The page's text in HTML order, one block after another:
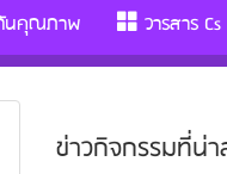
นคุณภาพ วารสาร Cs
ข่าวกิจกรรมที่น่า